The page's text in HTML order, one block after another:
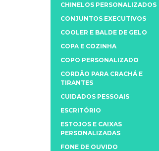
CHINELOS PERSONALIZADOS
CONJUNTOS EXECUTIVOS
COOLER E BALDE DE GELO
COPA E COZINHA
COPO PERSONALIZADO
CORDÃO PARA CRACHÁ E
TIRANTES
CUIDADOS PESSOAIS
ESCRITÓRIO
ESTOJOS E CAIXAS
PERSONALIZADAS
FONE DE OUVIDO